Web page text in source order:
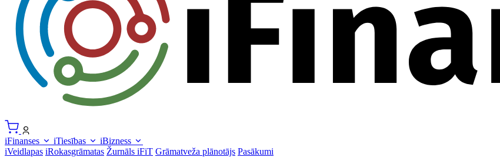
iFinanses iTiesības
iBizness
iVeidlapas iRokasgrāmatas Žurnāls iFiT Grāmatveža plānotājs Pasākumi